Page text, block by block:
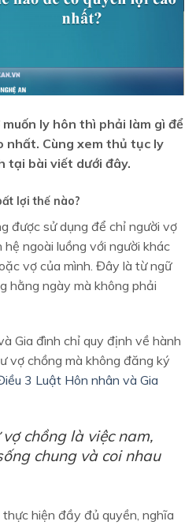
ly hôn thì phải làm gì để
nhất. Cùng xem thủ tục ly
tại bài viết dưới đây.
lợi thế nào?
được sử dụng để chỉ người vợ
ngoài luồng với người khác
vợ của mình. Đây là từ ngữ
hằng ngày mà không phải
Gia đình chỉ quy định về hành
vợ chồng mà không đăng ký
3 Luật Hôn nhân và Gia
chồng là việc nam,
chung và coi nhau
hiện đầy đủ quyền, nghĩa